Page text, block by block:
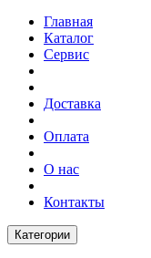
Главная
Каталог
Сервис
Доставка
Оплата
О нас
Контакты
Категории